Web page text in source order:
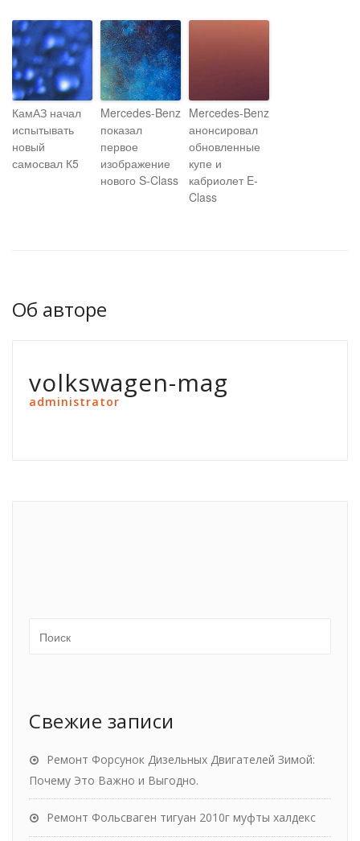
КамАЗ начал
испытывать
новый
самосвал К5
Mercedes-Benz
показал
первое
изображение
нового S-Class
Mercedes-Benz
анонсировал
обновленные
купе и
кабриолет E-
Class
Об авторе
volkswagen-mag
administrator
Свежие записи
Ремонт Форсунок Дизельных Двигателей Зимой:
Почему Это Важно и Выгодно.
Ремонт Фольсваген тигуан 2010г муфты халдекс